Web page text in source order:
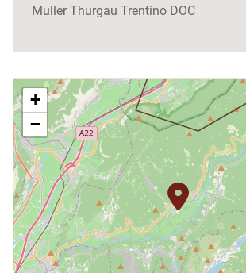
Muller Thurgau Trentino DOC
+
−